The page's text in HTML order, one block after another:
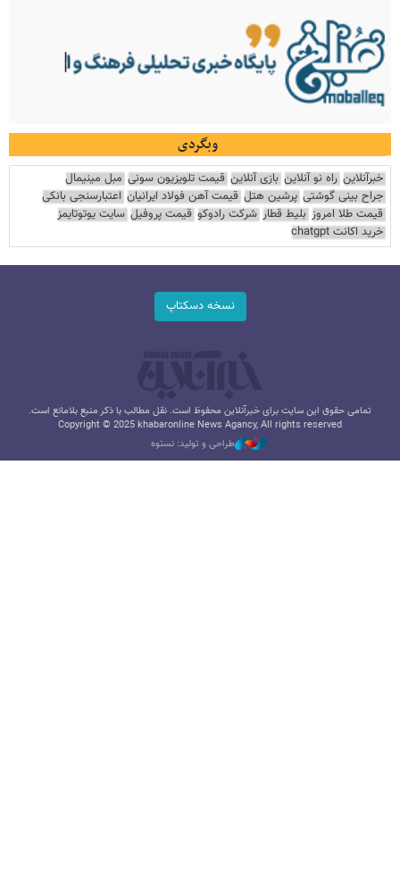
وبگردی
خبرآنلاین راه نو آنلاین بازی آنلاین قیمت تلویزیون سونی مبل مینیمال
جراح بینی گوشتی پرشین هتل قیمت آهن فولاد ایرانیان اعتبارسنجی بانکی
قیمت طلا امروز بلیط قطار شرکت رادوکو قیمت پروفیل سایت یوتوتایمز
خرید اکانت chatgpt
نسخه دسکتاپ
تمامی حقوق این سایت برای خبرآنلاین محفوظ است. نقل مطالب با ذکر منبع بلامانع است.
Copyright © 2025 khabaronline News Agancy, All rights reserved
طراحی و تولید: نستوه